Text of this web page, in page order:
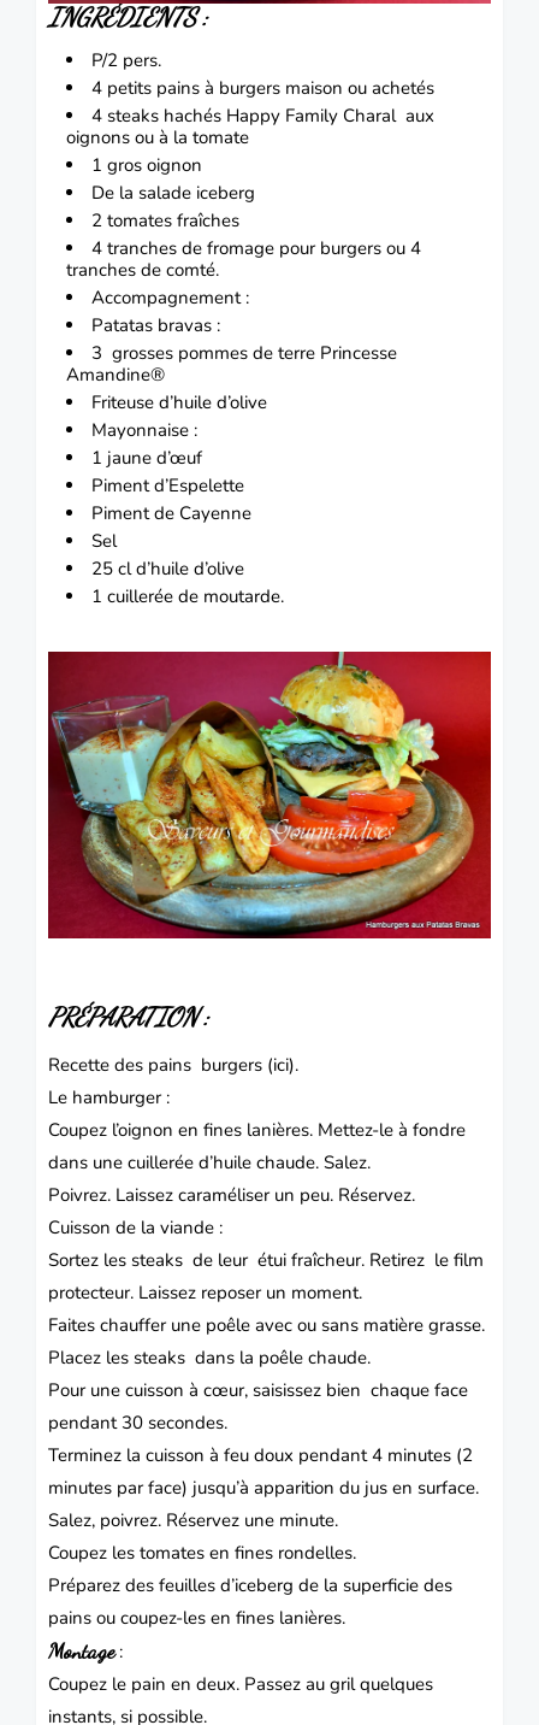
INGRÉDIENTS :
P/2 pers.
4 petits pains à burgers maison ou achetés
4 steaks hachés Happy Family Charal aux
oignons ou à la tomate
1 gros oignon
De la salade iceberg
2 tomates fraîches
4 tranches de fromage pour burgers ou 4
tranches de comté.
Accompagnement :
Patatas bravas :
3 grosses pommes de terre Princesse
Amandine®
Friteuse d’huile d’olive
Mayonnaise :
1 jaune d’œuf
Piment d’Espelette
Piment de Cayenne
Sel
25 cl d’huile d’olive
1 cuillerée de moutarde.
PRÉPARATION :
Recette des pains burgers (ici).
Le hamburger :
Coupez l’oignon en fines lanières. Mettez-le à fondre
dans une cuillerée d’huile chaude. Salez.
Poivrez. Laissez caraméliser un peu. Réservez.
Cuisson de la viande :
Sortez les steaks de leur étui fraîcheur. Retirez le film
protecteur. Laissez reposer un moment.
Faites chauffer une poêle avec ou sans matière grasse.
Placez les steaks dans la poêle chaude.
Pour une cuisson à cœur, saisissez bien chaque face
pendant 30 secondes.
Terminez la cuisson à feu doux pendant 4 minutes (2
minutes par face) jusqu’à apparition du jus en surface.
Salez, poivrez. Réservez une minute.
Coupez les tomates en fines rondelles.
Préparez des feuilles d’iceberg de la superficie des
pains ou coupez-les en fines lanières.
Montage:
Coupez le pain en deux. Passez au gril quelques
instants, si possible.